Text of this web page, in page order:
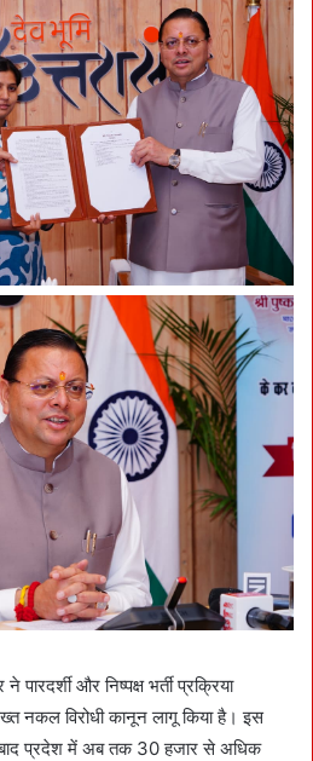
और निष्पक्ष भर्ती प्रक्रिया
नकल विरोधी कानून लागू किया है। इस
बाद प्रदेश में अब तक 30 हजार से अधिक